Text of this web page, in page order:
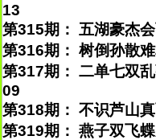
13
第315期： 五湖豪杰
第316期： 树倒孙散
第317期： 二单七双
09
第318期： 不识芦山
第319期： 燕子双飞